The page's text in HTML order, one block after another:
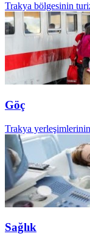
Trakya bölgesinin
Göç
Trakya
Sağlık